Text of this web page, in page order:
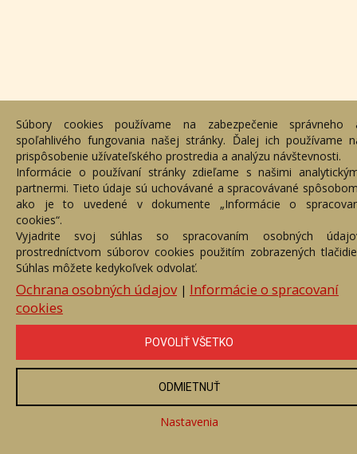
Súbory cookies používame na zabezpečenie správneho
spoľahlivého fungovania našej stránky. Ďalej ich používame
prispôsobenie užívateľského prostredia a analýzu návštevnosti.
Informácie o používaní stránky zdieľame s našimi
partnermi. Tieto údaje sú uchovávané a spracovávané
ako je to uvedené v dokumente „Informácie o
cookies“.
Vyjadrite svoj súhlas so spracovaním osobných
prostredníctvom súborov cookies použitím zobrazených
Súhlas môžete kedykoľvek odvolať.
Ochrana osobných údajov| Informácie o spracovaní
cookies
POVOLIŤ VŠETKO
ODMIETNUŤ
Nastavenia